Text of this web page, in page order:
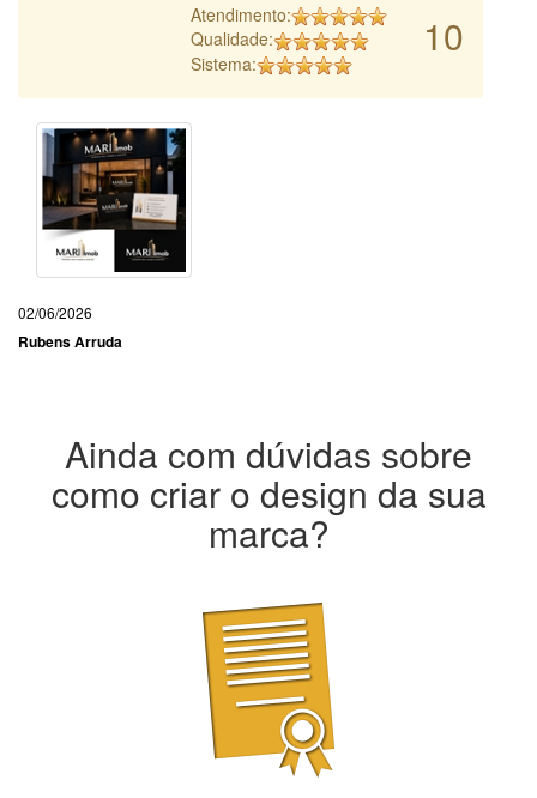
10
Atendimento:
Qualidade:
Sistema:
02/06/2026
Rubens Arruda
Ainda com dúvidas sobre
como criar o design da sua
marca?